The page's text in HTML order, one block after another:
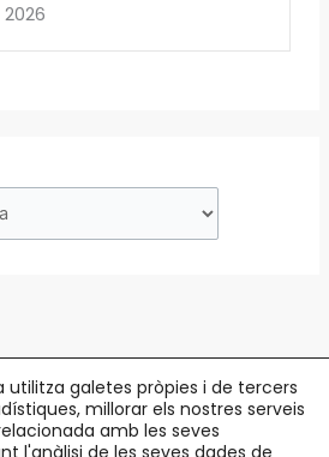
Badalona |c/ Eduard Maristany, 5-7
utilitza galetes pròpies i de tercers
millorar els nostres serveis
amb les seves
l'anàlisi de les seves dades de